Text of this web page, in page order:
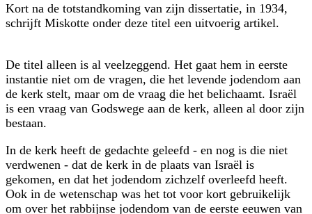
Kort na de totstandkoming van zijn dissertatie, in 1934,
schrijft Miskotte onder deze titel een uitvoerig artikel.
De titel alleen is al veelzeggend. Het gaat hem in eerste
instantie niet om de vragen, die het levende jodendom aan
de kerk stelt, maar om de vraag die het belichaamt. Israël
is een vraag van Godswege aan de kerk, alleen al door zijn
bestaan.
In de kerk heeft de gedachte geleefd - en nog is die niet
verdwenen - dat de kerk in de plaats van Israël is
gekomen, en dat het jodendom zichzelf overleefd heeft.
Ook in de wetenschap was het tot voor kort gebruikelijk
om over het rabbijnse jodendom van de eerste eeuwen van